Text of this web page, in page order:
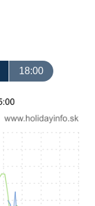
18:00